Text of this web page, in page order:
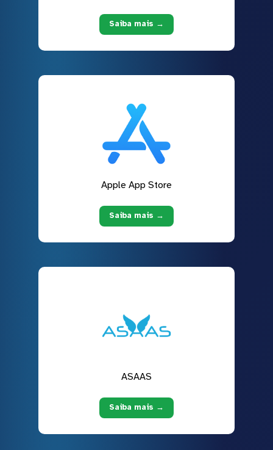
Saiba mais →
Apple App Store
Saiba mais →
ASAAS
Saiba mais →